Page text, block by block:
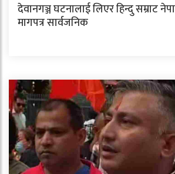
देवानगञ्ज घटनालाई लिएर हिन्दु सम्राट
मागपत्र सार्वजनिक